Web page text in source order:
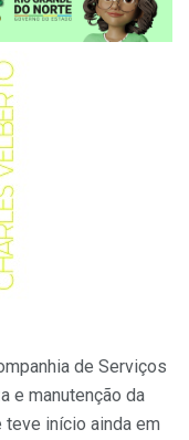
de Serviços
e manutenção da
início ainda em